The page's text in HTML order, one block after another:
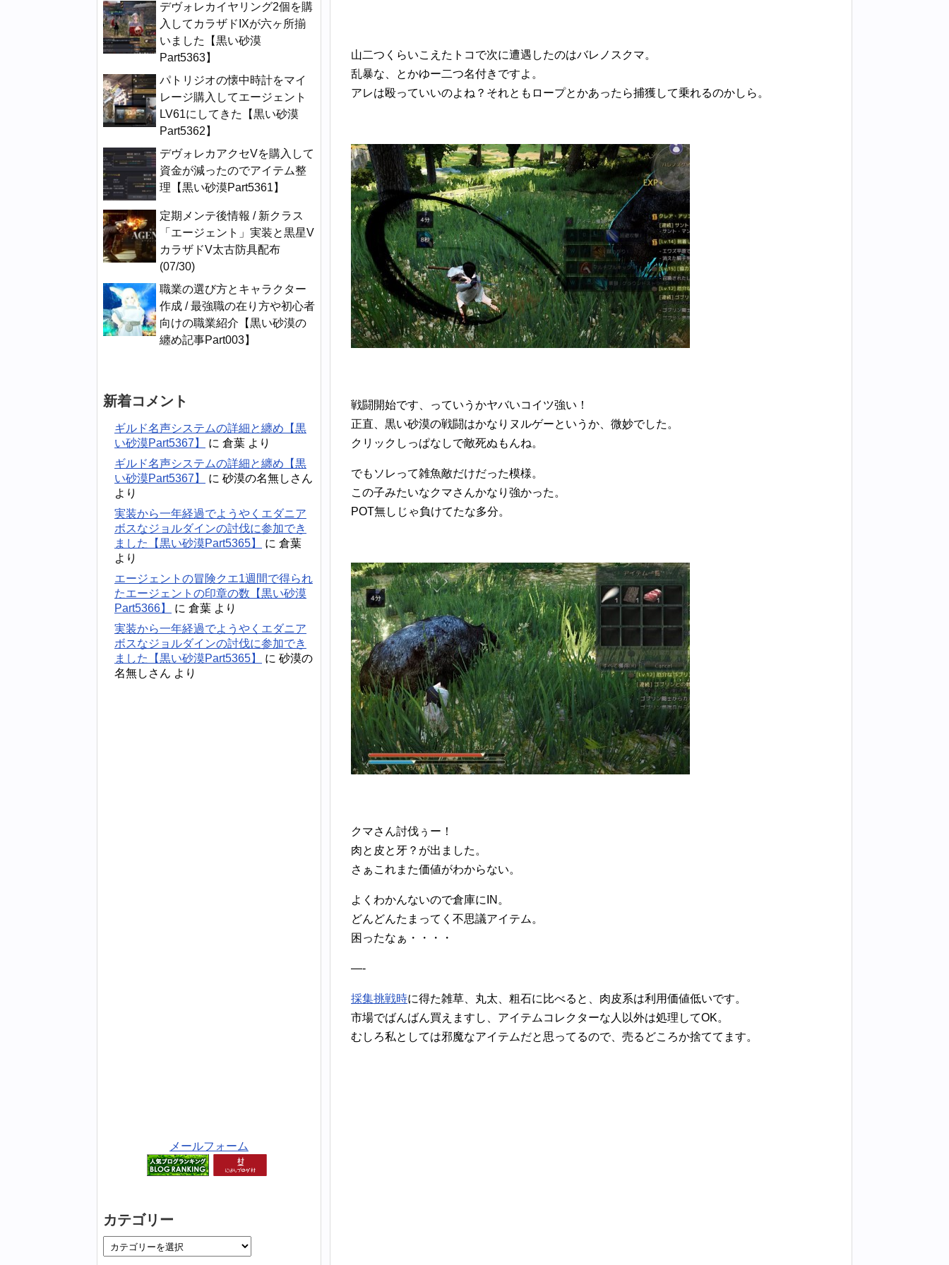
山二つくらいこえたトコで次に遭遇したのはバレノスクマ。
乱暴な、とかゆー二つ名付きですよ。
アレは殴っていいのよね？それともロープとかあったら捕獲して乗れるのかしら。
戦闘開始です、っていうかヤバいコイツ強い！
正直、黒い砂漠の戦闘はかなりヌルゲーというか、微妙でした。
クリックしっぱなしで敵死ぬもんね。
でもソレって雑魚敵だけだった模様。
この子みたいなクマさんかなり強かった。
POT無しじゃ負けてたな多分。
クマさん討伐ぅー！
肉と皮と牙？が出ました。
さぁこれまた価値がわからない。
よくわかんないので倉庫にIN。
どんどんたまってく不思議アイテム。
困ったなぁ・・・・
—-
採集挑戦時に得た雑草、丸太、粗石に比べると、肉皮系は利用価値低いです。
市場でばんばん買えますし、アイテムコレクターな人以外は処理してOK。
むしろ私としては邪魔なアイテムだと思ってるので、売るどころか捨ててます。
デヴォレカイヤリング2個を購
入してカラザドIXが六ヶ所揃
いました【黒い砂漠
Part5363】
パトリジオの懐中時計をマイ
レージ購入してエージェント
LV61にしてきた【黒い砂漠
Part5362】
デヴォレカアクセVを購入して
資金が減ったのでアイテム整
理【黒い砂漠Part5361】
定期メンテ後情報 / 新クラス
「エージェント」実装と黒星V
カラザドV太古防具配布
(07/30)
職業の選び方とキャラクター
作成 / 最強職の在り方や初心者
向けの職業紹介【黒い砂漠の
纏め記事Part003】
新着コメント
ギルド名声システムの詳細と纏め【黒
い砂漠Part5367】
に 倉葉 より
ギルド名声システムの詳細と纏め【黒
い砂漠Part5367】
に 砂漠の名無しさん
より
実装から一年経過でようやくエダニア
ボスなジョルダインの討伐に参加でき
ました【黒い砂漠Part5365】
に 倉葉
より
エージェントの冒険クエ1週間で得られ
たエージェントの印章の数【黒い砂漠
Part5366】
に 倉葉 より
実装から一年経過でようやくエダニア
ボスなジョルダインの討伐に参加でき
ました【黒い砂漠Part5365】
に 砂漠の
名無しさん より
メールフォーム
カテゴリー